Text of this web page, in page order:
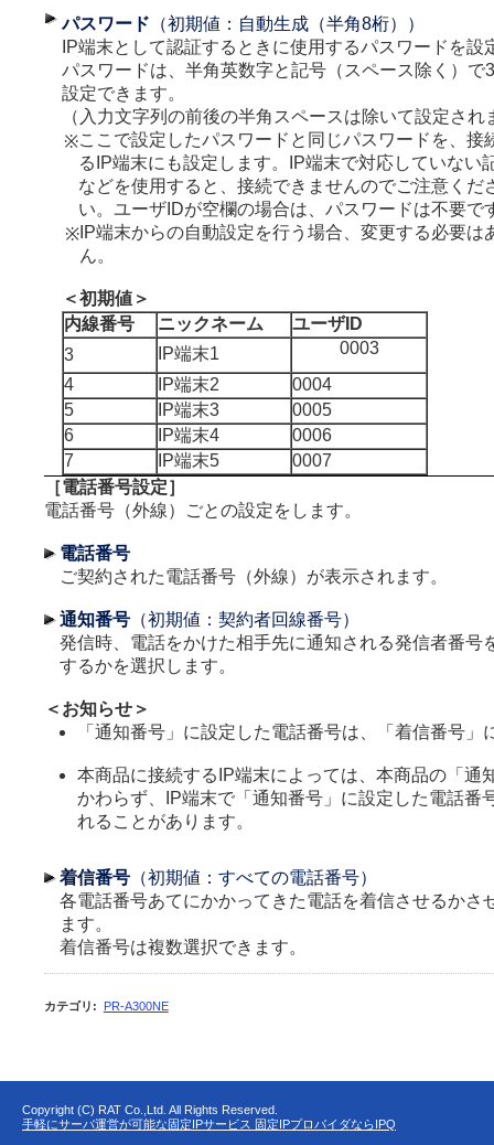
パスワード （初期値：自動生成（半角8桁））
IP端末として認証するときに使用するパスワードを設
パスワードは、半角英数字と記号（スペース除く）で
設定できます。
（入力文字列の前後の半角スペースは除いて設定され
※ここで設定したパスワードと同じパスワードを、接
るIP端末にも設定します。IP端末で対応していない
などを使用すると、接続できませんのでご注意くだ
い。ユーザIDが空欄の場合は、パスワードは不要で
※ IP端末からの自動設定を行う場合、変更する必要は
ん。
＜初期値＞
内線番号
ニックネーム
ユーザID
3
IP端末1
0003
4
IP端末2
0004
5
IP端末3
0005
6
IP端末4
0006
7
IP端末5
0007
［電話番号設定］
電話番号（外線）ごとの設定をします。
電話番号
ご契約された電話番号（外線）が表示されます。
通知番号 （初期値：契約者回線番号）
発信時、電話をかけた相手先に通知される発信者番号
するかを選択します。
＜お知らせ＞
「通知番号」に設定した電話番号は、「着信番号」
本商品に接続するIP端末によっては、本商品の「通
かわらず、IP端末で「通知番号」に設定した電話番
れることがあります。
着信番号 （初期値：すべての電話番号）
各電話番号あてにかかってきた電話を着信させるかさ
ます。
着信番号は複数選択できます。
カテゴリ : PR-A300NE
Copyright (C) RAT Co.,Ltd. All Rights Reserved.
手軽にサーバ運営が可能な固定IPサービス 固定IPプロバイダならIPQ